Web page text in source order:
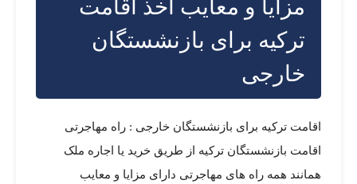
مزایا و معایب اخذ اقامت
ترکیه برای بازنشستگان
خارجی
اقامت ترکیه برای بازنشستگان خارجی : راه مهاجرتی
اقامت بازنشستگان ترکیه از طریق خرید یا اجاره ملک
همانند همه راه های مهاجرتی دارای مزایا و معایب